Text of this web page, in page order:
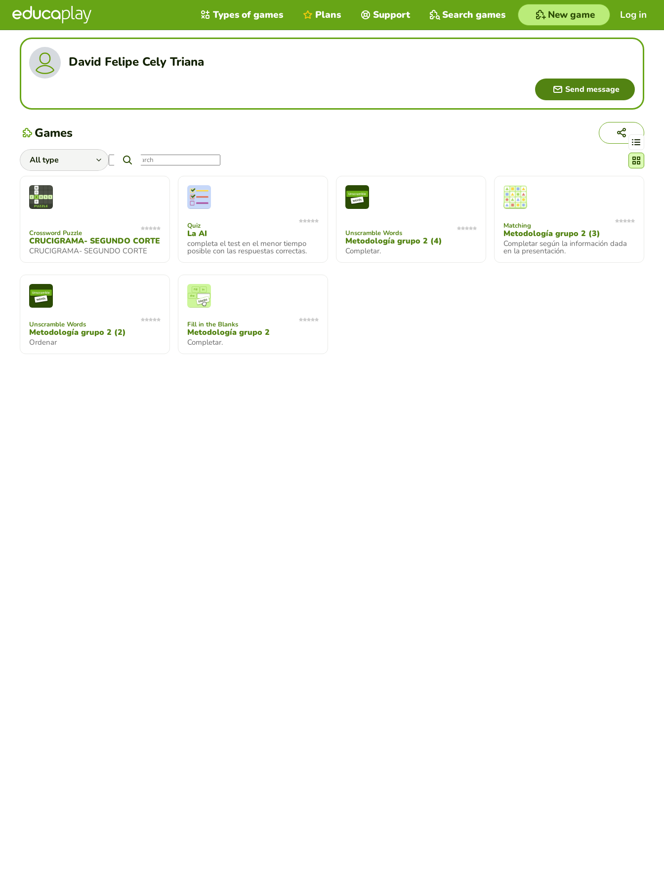
Log in
Types of games Plans Support Search games New game
David Felipe Cely Triana
Send message
Games Change
Crossword Puzzle
CRUCIGRAMA- SEGUNDO CORTE
CRUCIGRAMA- SEGUNDO CORTE
Quiz
La AI
completa el test en el menor tiempo
posible con las respuestas correctas.
Unscramble Words
Metodología grupo 2 (4)
Completar.
Matching
Metodología grupo 2 (3)
Completar según la información dada
en la presentación.
Unscramble Words
Metodología grupo 2 (2)
Ordenar
Fill in the Blanks
Metodología grupo 2
Completar.